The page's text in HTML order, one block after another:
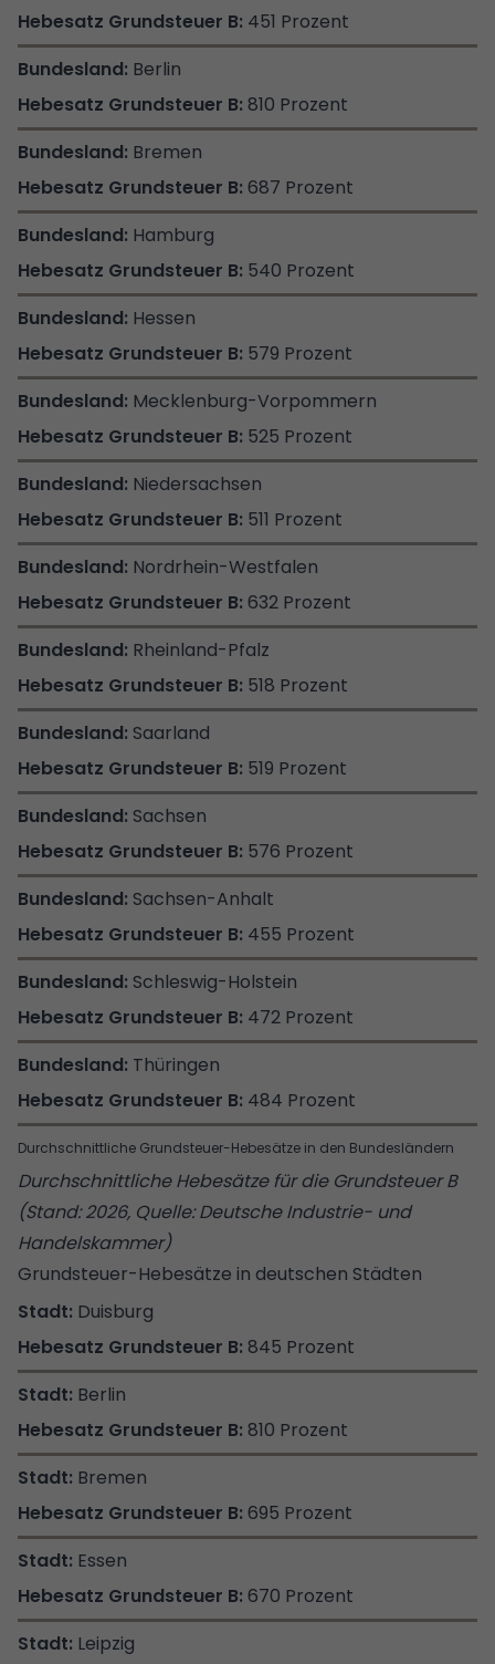
Durchschnittliche Grundsteuer-Hebesätze in den Bundesländern
451 Prozent
Berlin
810 Prozent
Bremen
687 Prozent
Hamburg
540 Prozent
Hessen
579 Prozent
Mecklenburg-Vorpommern
525 Prozent
Niedersachsen
511 Prozent
Nordrhein-Westfalen
632 Prozent
Rheinland-Pfalz
518 Prozent
Saarland
519 Prozent
Sachsen
576 Prozent
Sachsen-Anhalt
455 Prozent
Schleswig-Holstein
472 Prozent
Thüringen
484 Prozent
Durchschnittliche Hebesätze für die Grundsteuer B
(Stand: 2026, Quelle: Deutsche Industrie- und
Handelskammer)
Grundsteuer-Hebesätze in deutschen Städten
Duisburg
845 Prozent
Berlin
810 Prozent
Bremen
695 Prozent
Essen
670 Prozent
Leipzig